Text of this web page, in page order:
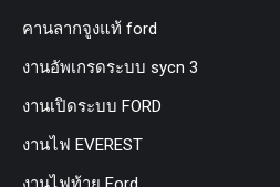
คานลากจูงแท้ ford
งานอัพเกรดระบบ sycn 3
งานเปิดระบบ FORD
งานไฟ EVEREST